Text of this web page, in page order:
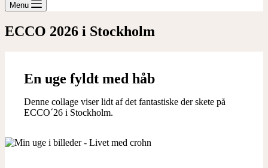
Menu
ECCO 2026 i Stockholm
En uge fyldt med håb
Denne collage viser lidt af det fantastiske der skete på
ECCO´26 i Stockholm.